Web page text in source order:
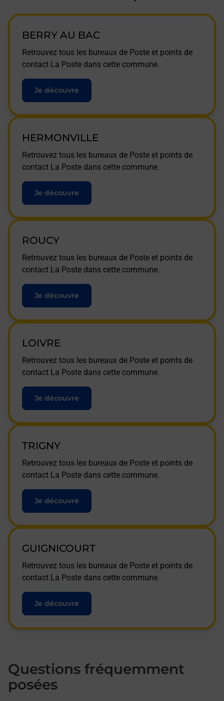
BERRY AU BAC
Retrouvez tous les bureaux de Poste et points de
contact La Poste dans cette commune.
Je découvre
HERMONVILLE
Retrouvez tous les bureaux de Poste et points de
contact La Poste dans cette commune.
Je découvre
ROUCY
Retrouvez tous les bureaux de Poste et points de
contact La Poste dans cette commune.
Je découvre
LOIVRE
Retrouvez tous les bureaux de Poste et points de
contact La Poste dans cette commune.
Je découvre
TRIGNY
Retrouvez tous les bureaux de Poste et points de
contact La Poste dans cette commune.
Je découvre
GUIGNICOURT
Retrouvez tous les bureaux de Poste et points de
contact La Poste dans cette commune.
Je découvre
Questions fréquemment
posées